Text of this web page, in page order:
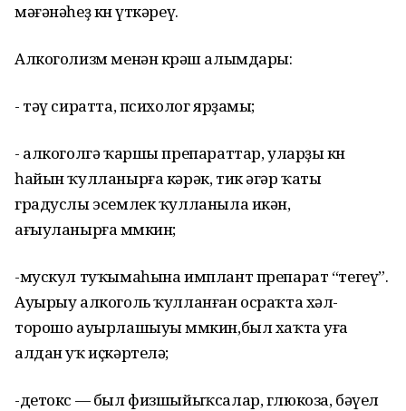
мәғәнәһеҙ көн үткәреү.
Алкоголизм менән көрәш алымдары:
- тәү сиратта, психолог ярҙамы;
- алкоголгә ҡаршы препараттар, уларҙы көн
һайын ҡулланырға кәрәк, тик әгәр ҡаты
градуслы эсемлек ҡулланыла икән,
ағыуланырға мөмкин;
-мускул туҡымаһына имплант препарат “тегеү”.
Ауырыу алкоголь ҡулланған осраҡта хәл-
торошо ауырлашыуы мөмкин,был хаҡта уға
алдан уҡ иҫкәртелә;
-детокс — был физшыйыҡсалар, глюкоза, бәүел